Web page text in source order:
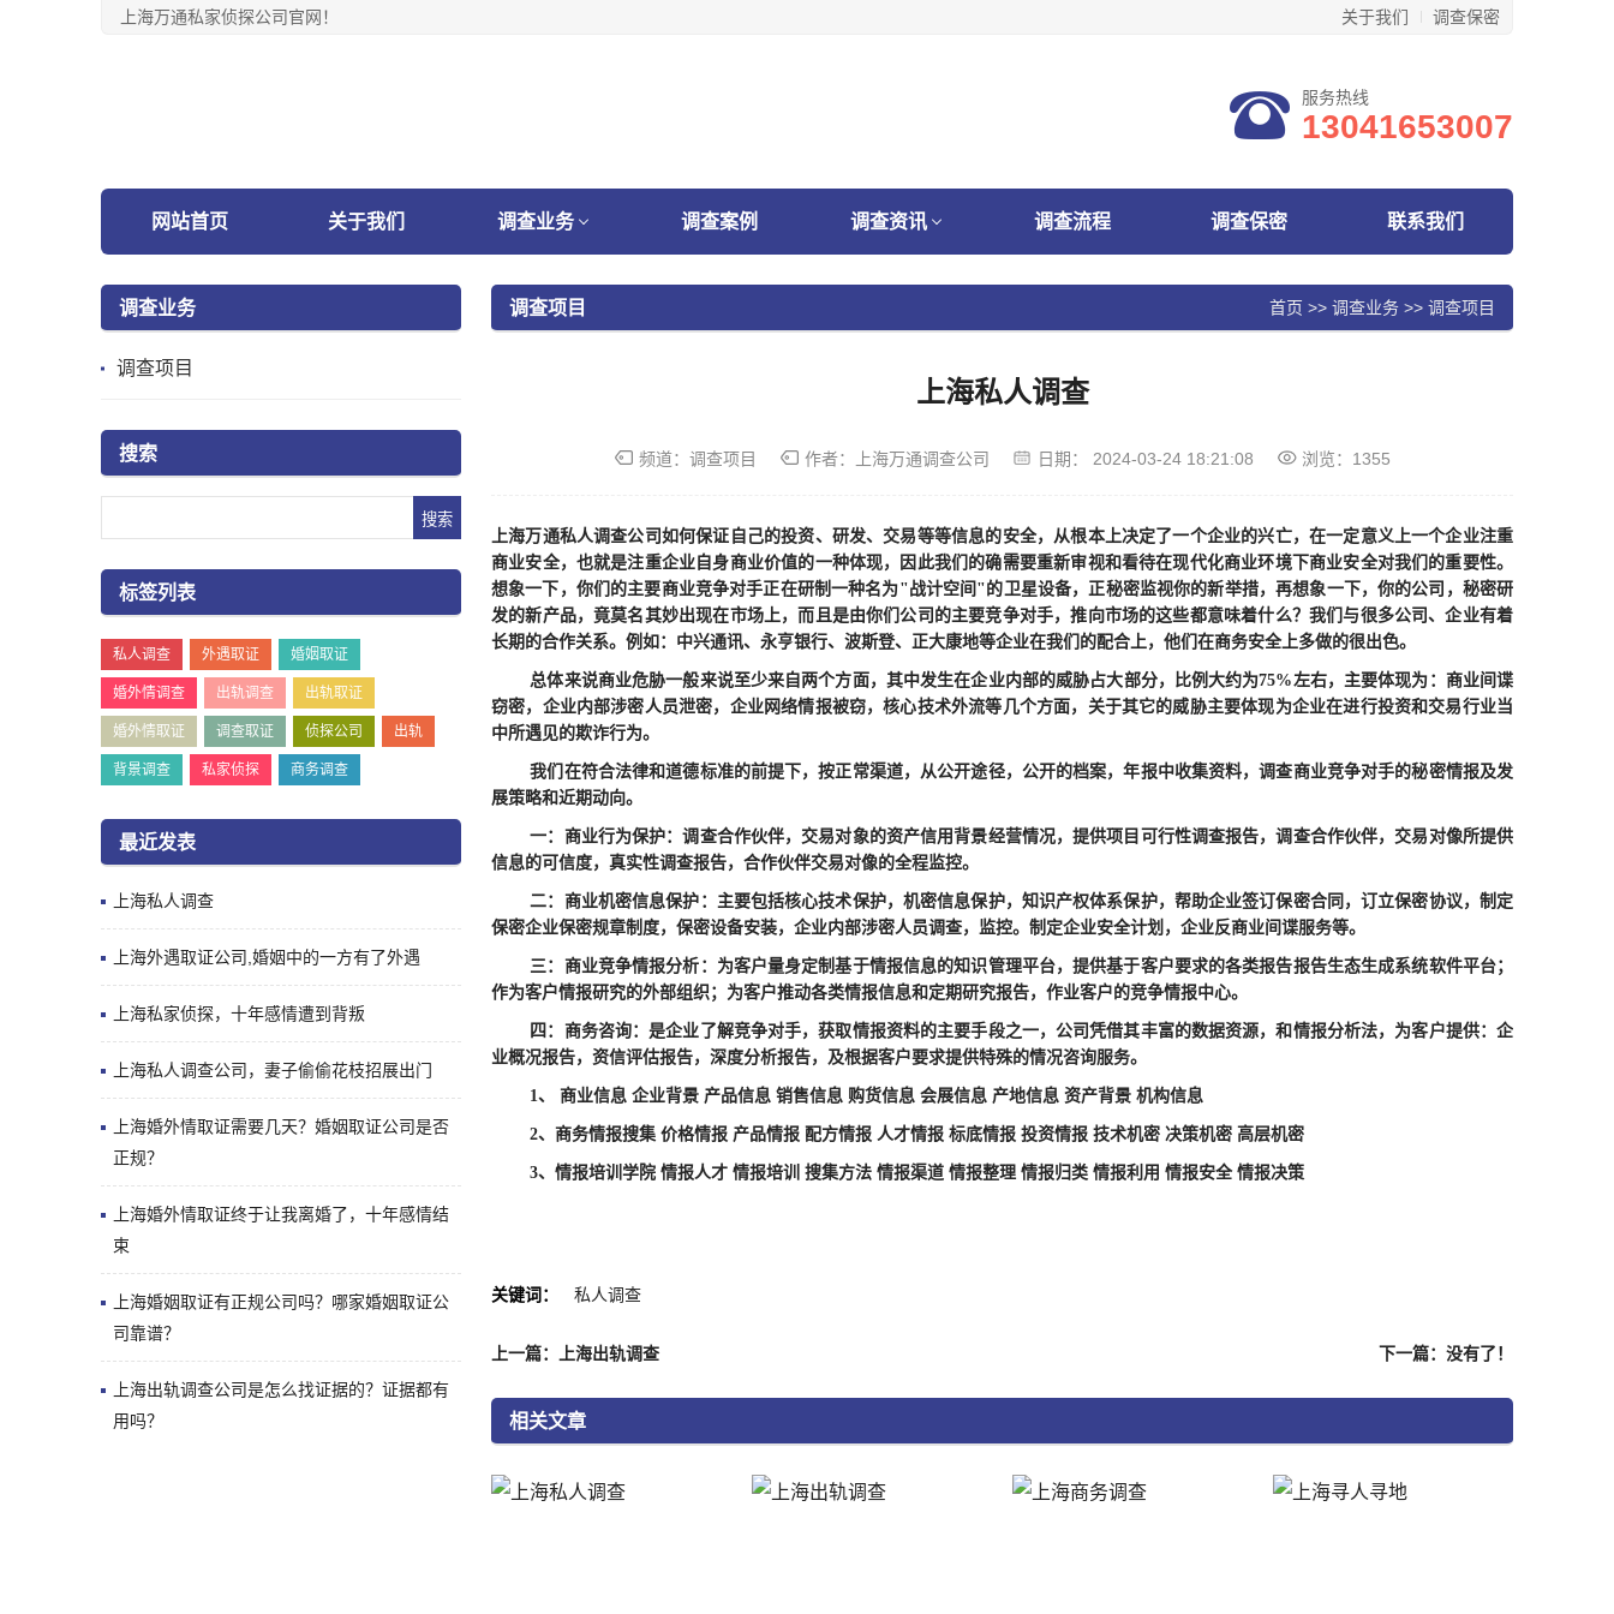
上海万通私家侦探公司官网！ 关于我们 调查保密
服务热线
13041653007
网站首页 关于我们 调查业务 调查案例 调查资讯 调查流程 调查保密 联系我们
调查业务
调查项目
搜索
标签列表
私人调查 外遇取证 婚姻取证
婚外情调查 出轨调查 出轨取证
婚外情取证 调查取证 侦探公司 出轨
背景调查 私家侦探 商务调查
最近发表
上海私人调查
上海外遇取证公司,婚姻中的一方有了外遇
上海私家侦探，十年感情遭到背叛
上海私人调查公司，妻子偷偷花枝招展出门
上海婚外情取证需要几天？婚姻取证公司是否
正规？
上海婚外情取证终于让我离婚了，十年感情结
束
上海婚姻取证有正规公司吗？哪家婚姻取证公
司靠谱？
上海出轨调查公司是怎么找证据的？证据都有
用吗？
首页 >> 调查业务 >> 调查项目
调查项目
上海私人调查
频道： 调查项目 作者： 上海万通调查公司 日期： 2024-03-24 18:21:08 浏览：1355
上海万通私人调查公司如何保证自己的投资、研发、交易等等信息的安全，从根本上决定了一个企业的兴亡，在一定意义上一个企业注重
商业安全，也就是注重企业自身商业价值的一种体现，因此我们的确需要重新审视和看待在现代化商业环境下商业安全对我们的重要性。
想象一下，你们的主要商业竞争对手正在研制一种名为"战计空间"的卫星设备，正秘密监视你的新举措，再想象一下，你的公司，秘密研
发的新产品，竟莫名其妙出现在市场上，而且是由你们公司的主要竞争对手，推向市场的这些都意味着什么？我们与很多公司、企业有着
长期的合作关系。例如：中兴通讯、永亨银行、波斯登、正大康地等企业在我们的配合上，他们在商务安全上多做的很出色。
总体来说商业危胁一般来说至少来自两个方面，其中发生在企业内部的威胁占大部分，比例大约为75%左右，主要体现为：商业间谍
窃密，企业内部涉密人员泄密，企业网络情报被窃，核心技术外流等几个方面，关于其它的威胁主要体现为企业在进行投资和交易行业当
中所遇见的欺诈行为。
我们在符合法律和道德标准的前提下，按正常渠道，从公开途径，公开的档案，年报中收集资料，调查商业竞争对手的秘密情报及发
展策略和近期动向。
一：商业行为保护：调查合作伙伴，交易对象的资产信用背景经营情况，提供项目可行性调查报告，调查合作伙伴，交易对像所提供
信息的可信度，真实性调查报告，合作伙伴交易对像的全程监控。
二：商业机密信息保护：主要包括核心技术保护，机密信息保护，知识产权体系保护，帮助企业签订保密合同，订立保密协议，制定
保密企业保密规章制度，保密设备安装，企业内部涉密人员调查，监控。制定企业安全计划，企业反商业间谍服务等。
三：商业竞争情报分析：为客户量身定制基于情报信息的知识管理平台，提供基于客户要求的各类报告报告生态生成系统软件平台；
作为客户情报研究的外部组织；为客户推动各类情报信息和定期研究报告，作业客户的竞争情报中心。
四：商务咨询：是企业了解竞争对手，获取情报资料的主要手段之一，公司凭借其丰富的数据资源，和情报分析法，为客户提供：企
业概况报告，资信评估报告，深度分析报告，及根据客户要求提供特殊的情况咨询服务。
1、 商业信息 企业背景 产品信息 销售信息 购货信息 会展信息 产地信息 资产背景 机构信息
2、商务情报搜集 价格情报 产品情报 配方情报 人才情报 标底情报 投资情报 技术机密 决策机密 高层机密
3、情报培训学院 情报人才 情报培训 搜集方法 情报渠道 情报整理 情报归类 情报利用 情报安全 情报决策
关键词： 私人调查
上一篇：上海出轨调查 下一篇：没有了！
相关文章